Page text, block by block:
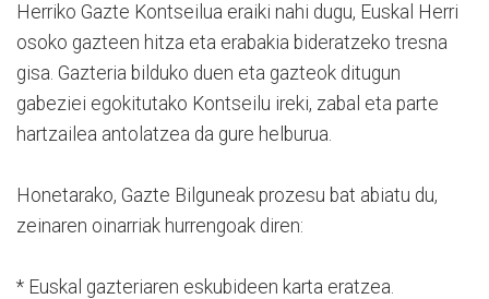
Herriko Gazte Kontseilua eraiki nahi dugu, Euskal Herri
osoko gazteen hitza eta erabakia bideratzeko tresna
gisa. Gazteria bilduko duen eta gazteok ditugun
gabeziei egokitutako Kontseilu ireki, zabal eta parte
hartzailea antolatzea da gure helburua.
Honetarako, Gazte Bilguneak prozesu bat abiatu du,
zeinaren oinarriak hurrengoak diren:
* Euskal gazteriaren eskubideen karta eratzea.